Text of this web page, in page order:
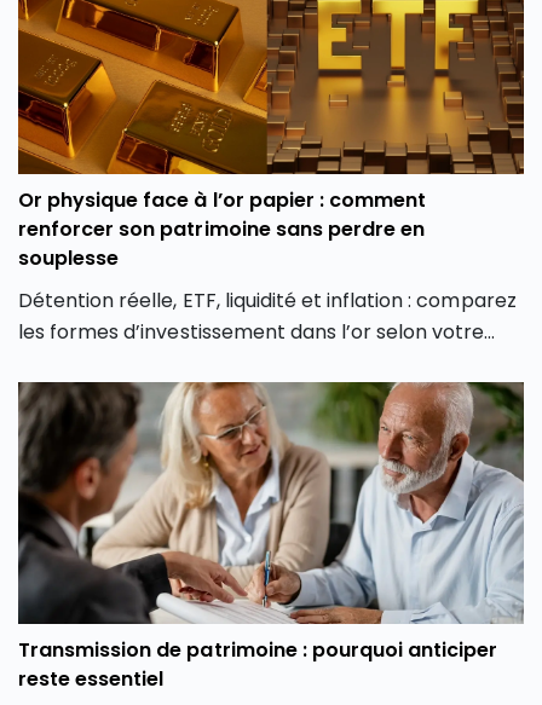
Or physique face à l’or papier : comment
renforcer son patrimoine sans perdre en
souplesse
Détention réelle, ETF, liquidité et inflation : comparez
les formes d’investissement dans l’or selon votre
Transmission de patrimoine : pourquoi anticiper
reste essentiel